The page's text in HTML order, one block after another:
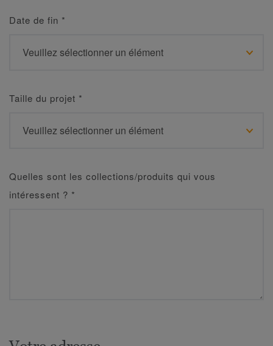
Date de fin *
Taille du projet *
Quelles sont les collections/produits qui vous
intéressent ? *